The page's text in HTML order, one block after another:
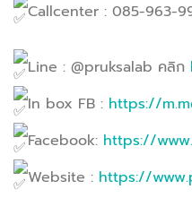
Callcenter : 085-963-
Line : @pruksalab คลิก
In box FB : https://
Facebook: https://
Website : https://